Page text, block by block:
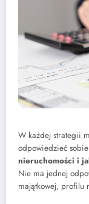
W każdej strategii
odpowiedzieć
nieruchomości i
Nie ma jednej
majątkowej, profilu